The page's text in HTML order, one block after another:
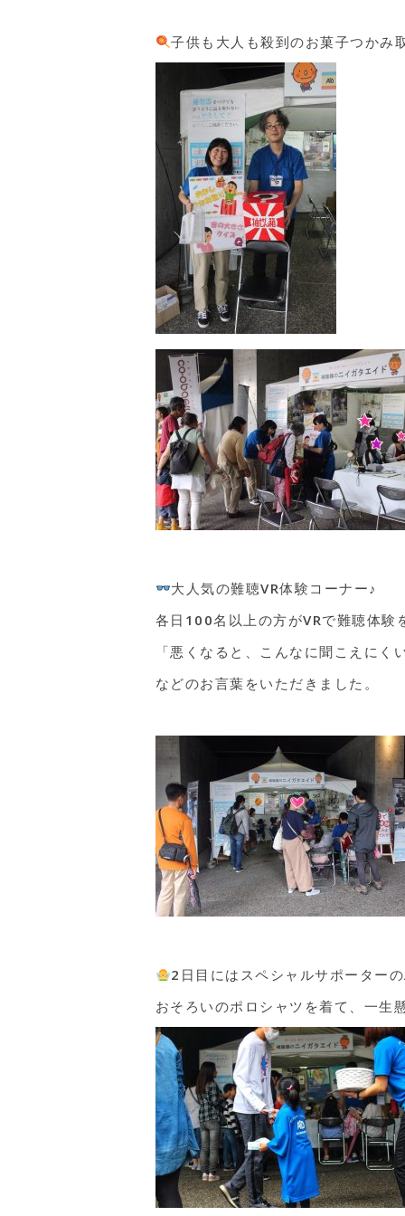
子供も大人も殺到のお菓子つかみ
大人気の難聴VR体験コーナー♪
各日100名以上の方がVRで難聴体験
「悪くなると、こんなに聞こえにく
などのお言葉をいただきました。
2日目にはスペシャルサポーター
おそろいのポロシャツを着て、一生